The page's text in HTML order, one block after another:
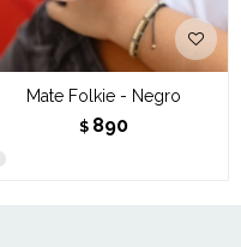
Mate Folkie - Negro
$ 890